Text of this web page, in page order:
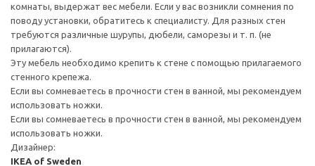
комнаты, выдержат вес мебели. Если у вас возникли сомнения по
поводу установки, обратитесь к специалисту. Для разных стен
требуются различные шурупы, дюбели, саморезы и т. п. (не
прилагаются).
Эту мебель необходимо крепить к стене с помощью прилагаемого
стенного крепежа.
Если вы сомневаетесь в прочности стен в ванной, мы рекомендуем
использовать ножки.
Если вы сомневаетесь в прочности стен в ванной, мы рекомендуем
использовать ножки.
Дизайнер:
IKEA of Sweden